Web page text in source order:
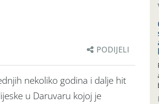
PODIJELI
nekoliko godina i dalje hit
u Daruvaru kojoj je